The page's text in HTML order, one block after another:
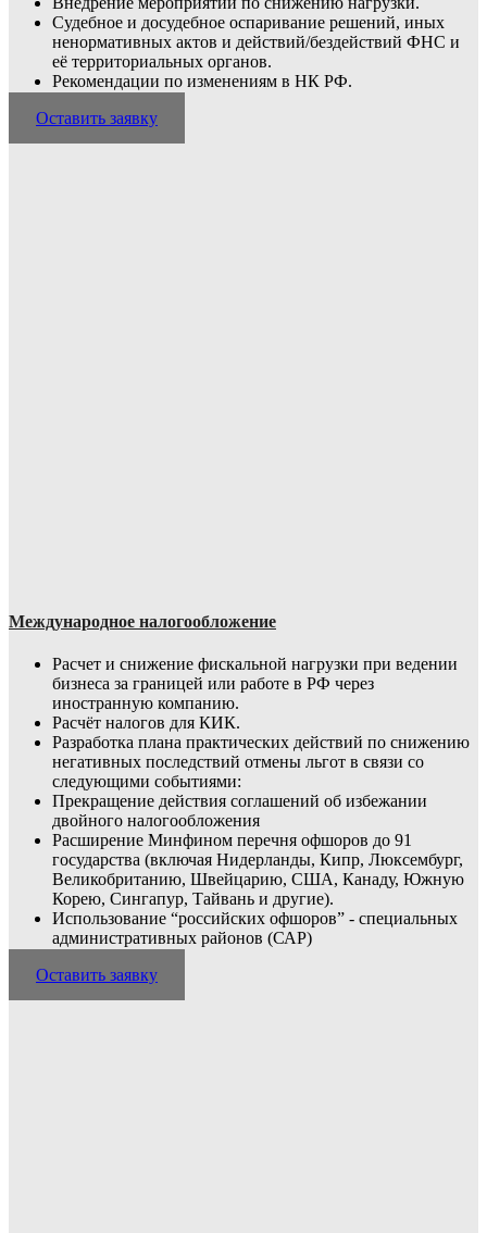
Судебное и досудебное оспаривание решений, иных
ненормативных актов и дейст­вий/бездействий ФНС и
её территориальных органов.
Рекомендации по изменениям в НК РФ.
Оставить заявку
Международное налогообложение
Расчет и снижение фискальной нагрузки при ведении
бизнеса за границей или работе в РФ через
иностранную компанию.
Расчёт налогов для КИК.
Разработка плана практических действий по снижению
негативных последствий отмены льгот в связи со
следующими событиями:
Прекращение действия соглашений об избежании
двойного налогообложения
Расширение Минфином перечня офшоров до 91
государства (включая Нидерланды, Кипр, Люксембург,
Великобританию, Швейцарию, США, Канаду, Южную
Корею, Сингапур, Тайвань и другие).
Использование “российских офшоров” - специальных
административных районов (САР)
Оставить заявку